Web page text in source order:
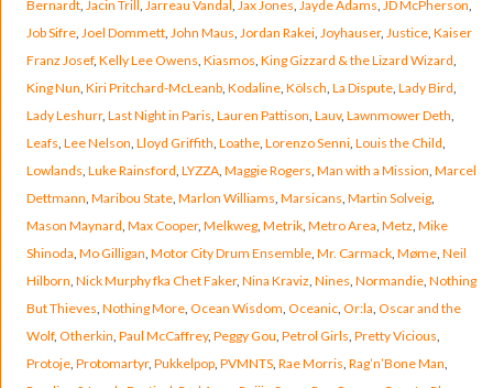
Bernardt, Jacin Trill Jarreau Vandal Jax Jones Jayde Adams JD McPherson
Job Sifre, Joel Dommett, John Maus Jordan Rakei, Joyhauser, Justice, Kaiser
Franz Josef, Kelly Lee Owens Kiasmos King Gizzard & the Lizard Wizard
King Nun Kiri Pritchard-McLeanb, Kodaline, Kölsch La Dispute, Lady Bird
Lady Leshurr, Last Night in Paris Lauren Pattison Lauv, Lawnmower Deth
Leafs Lee Nelson Lloyd Griffith Loathe, Lorenzo Senni, Louis the Child
Lowlands Luke Rainsford LYZZA, Maggie Rogers Man with a Mission Marcel
Dettmann Maribou State, Marlon Williams Marsicans Martin Solveig,
Mason Maynard Max Cooper, Melkweg, Metrik, Metro Area Metz Mike
Shinoda Mo Gilligan Motor City Drum Ensemble, Mr. Carmack, Møme, Neil
Hilborn Nick Murphy fka Chet Faker, Nina Kraviz Nines Normandie, Nothing
But Thieves Nothing More, Ocean Wisdom Oceanic, Or:la Oscar and the
Wolf, Otherkin Paul McCaffrey, Peggy Gou Petrol Girls Pretty Vicious
Protoje, Protomartyr, Pukkelpop, PVMNTS, Rae Morris Rag’n’Bone Man